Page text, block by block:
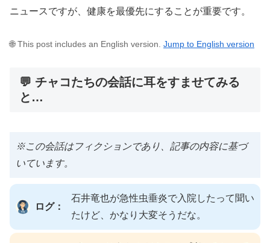
ニュースですが、健康を最優先にすることが重要です。
🌐 This post includes an English version. Jump to English version
💬 チャコたちの会話に耳をすませてみる
と…
※この会話はフィクションであり、記事の内容に基づ
いています。
ログ：
石井竜也が急性虫垂炎で入院したって聞い
たけど、かなり大変そうだな。